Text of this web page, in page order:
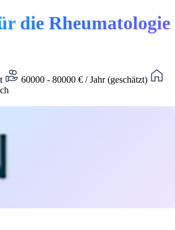
die Rheumatologie
60000 - 80000 € / Jahr (geschätzt)